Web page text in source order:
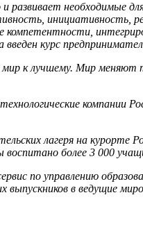
необходимые для
инициативность,
компетентности,
курс
к лучшему. Мир меняют
компании
лагеря на курорте
более 3 000
по управлению
выпускников в ведущие